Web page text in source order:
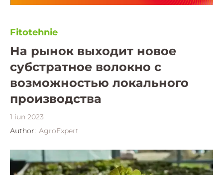
Fitotehnie
На рынок выходит новое
субстратное волокно с
возможностью локального
производства
1 iun 2023
Author: AgroExpert